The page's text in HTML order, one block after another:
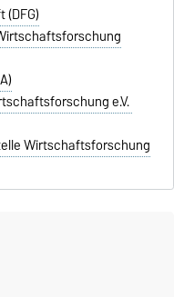
e.V.
Wirtschaftsforschung